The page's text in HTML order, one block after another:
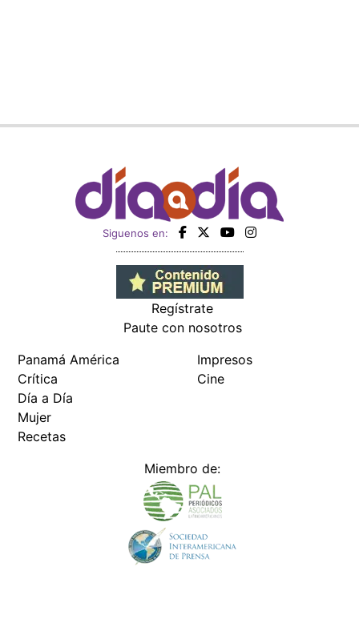
Siguenos en:
Regístrate
Paute con nosotros
Panamá América
Crítica
Día a Día
Mujer
Recetas
Impresos
Cine
Miembro de: